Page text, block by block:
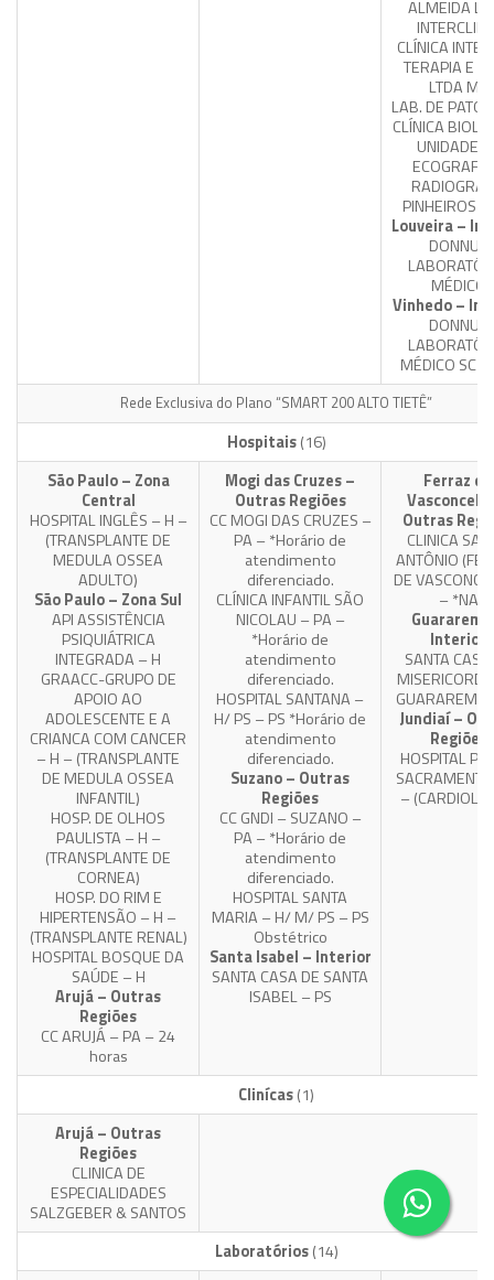
ALMEIDA
INTERCLIN
CLÍNICA
TERAPIA E
LTDA ME
LAB. DE
CLÍNICA
UNIDADE
PINHEIROS
Louveira –
DONNUS
MÉDICO
Vinhedo –
DONNUS
MÉDICO SC
Rede Exclusiva do Plano “SMART 200 ALTO TIETÊ”
Hospitais(16)
São Paulo – Zona
Central
HOSPITAL INGLÊS – H –
(TRANSPLANTE DE
MEDULA OSSEA
ADULTO)
São Paulo – Zona Sul
API ASSISTÊNCIA
PSIQUIÁTRICA
INTEGRADA – H
GRAACC-GRUPO DE
APOIO AO
ADOLESCENTE E A
CRIANCA COM CANCER
– H – (TRANSPLANTE
DE MEDULA OSSEA
INFANTIL)
HOSP. DE OLHOS
PAULISTA – H –
(TRANSPLANTE DE
CORNEA)
HOSP. DO RIM E
HIPERTENSÃO – H –
(TRANSPLANTE RENAL)
HOSPITAL BOSQUE DA
SAÚDE – H
Arujá – Outras
Regiões
CC ARUJÁ – PA – 24
horas
Mogi das Cruzes –
Outras Regiões
CC MOGI DAS CRUZES –
PA – *Horário de
atendimento
diferenciado.
CLÍNICA INFANTIL SÃO
NICOLAU – PA –
*Horário de
atendimento
diferenciado.
HOSPITAL SANTANA –
H/ PS – PS *Horário de
atendimento
diferenciado.
Suzano – Outras
Regiões
CC GNDI – SUZANO –
PA – *Horário de
atendimento
diferenciado.
HOSPITAL SANTA
MARIA – H/ M/ PS – PS
Obstétrico
Santa Isabel – Interior
SANTA CASA DE SANTA
ISABEL – PS
Ferraz de
Outras
CLINICA
ANTÔNIO
DE
– *NA
Interior
SANTA
GUARAREMA
Jundiaí –
Regiões
HOSPITAL
–
Clinícas(1)
Arujá – Outras
Regiões
CLINICA DE
ESPECIALIDADES
SALZGEBER & SANTOS
Laboratórios(14)